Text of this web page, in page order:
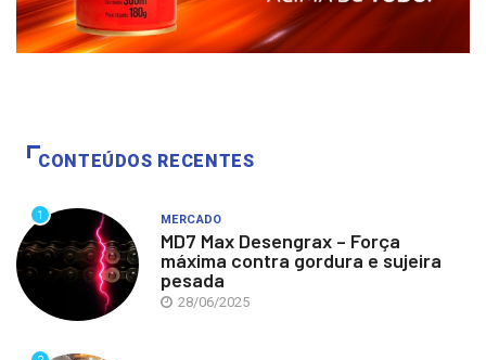
CONTEÚDOS RECENTES
1 MERCADO
MD7 Max Desengrax – Força
máxima contra gordura e sujeira
pesada
28/06/2025